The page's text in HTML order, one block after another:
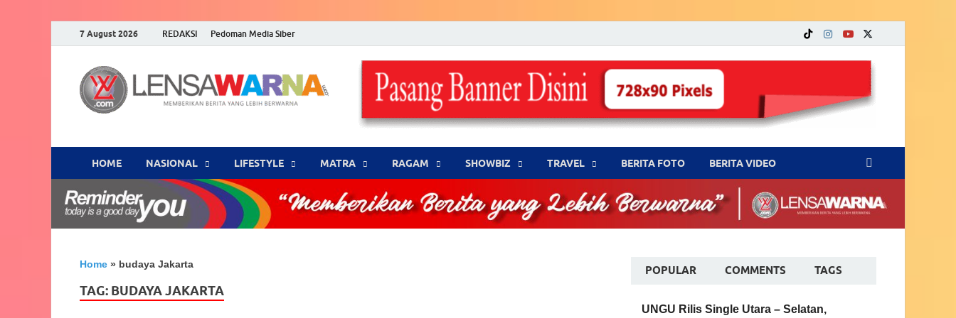
7 August 2026 REDAKSI Pedoman Media Siber
LENSA WARNA .com
Memberikan Berita yang Lebih Berwarna
HOME NASIONAL ‎LIFESTYLE MATRA ‎RAGAM ‎SHOWBIZ ‎TRAVEL BERITA FOTO BERITA VIDEO
Home » budaya Jakarta
TAG: BUDAYA JAKARTA
POPULAR COMMENTS TAGS
UNGU Rilis Single Utara – Selatan,